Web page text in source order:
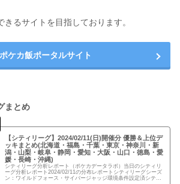
るサイトを目指しております。
ポケカ飯ポータルサイト
まとめ
【シティリーグ】2024/02/11(日)開催分 優勝＆上位デ
ッキまとめ(北海道・福島・千葉・東京・神奈川・新
潟・山梨・岐阜・静岡・愛知・大阪・山口・徳島・愛
媛・長崎・沖縄)
シティリーグ分析レポート（ポケカデータラボ）当日のシティリ
ーグ分析レポート2024/02/11の分布レポートシティリーグシーズ
ン：ワイルドフォース・サイバージャッジ環境条件設定済シティ